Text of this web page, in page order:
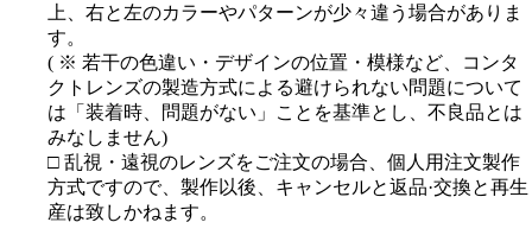
上、右と左のカラーやパターンが少々違う場合がありま
す。
( ※ 若干の色違い・デザインの位置・模様など、コンタ
クトレンズの製造方式による避けられない問題について
は「装着時、問題がない」ことを基準とし、不良品とは
みなしません)
□ 乱視・遠視のレンズをご注文の場合、個人用注文製作
方式ですので、製作以後、キャンセルと返品·交換と再生
産は致しかねます。